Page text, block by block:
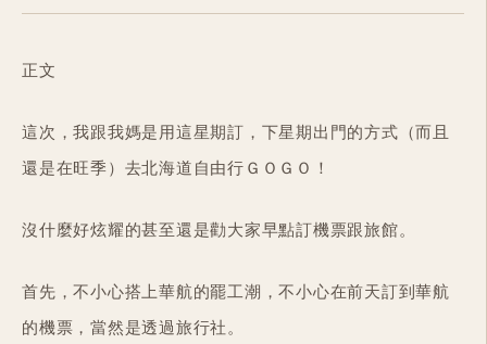
正文
這次，我跟我媽是用這星期訂，下星期出門的方式（而且
還是在旺季）去北海道自由行ＧＯＧＯ！
沒什麼好炫耀的甚至還是勸大家早點訂機票跟旅館。
首先，不小心搭上華航的罷工潮，不小心在前天訂到華航
的機票，當然是透過旅行社。